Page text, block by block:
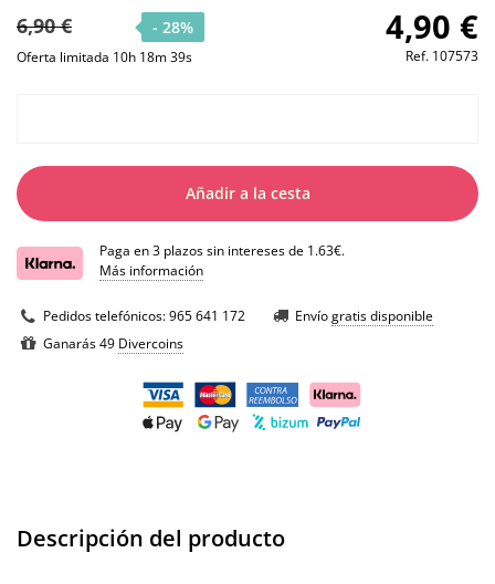
6,90 € - 28% 4,90 €
Oferta limitada 10h 18m 39s Ref. 107573
Añadir a la cesta
Paga en 3 plazos sin intereses de 1.63€.
Más información
Pedidos telefónicos:965 641 172 Envíogratis disponible
Ganarás 49 Divercoins
Descripción del producto